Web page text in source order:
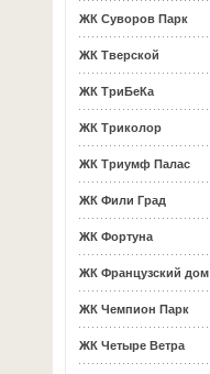
ЖК Суворов Парк
ЖК Тверской
ЖК ТриБеКа
ЖК Триколор
ЖК Триумф Палас
ЖК Фили Град
ЖК Фортуна
ЖК Французский дом
ЖК Чемпион Парк
ЖК Четыре Ветра